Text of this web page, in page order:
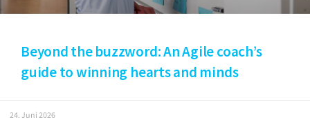
Beyond the buzzword: An Agile coach’s
guide to winning hearts and minds
24. Juni 2026